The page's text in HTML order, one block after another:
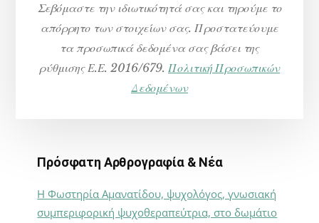
Σεβόμαστε την ιδιωτικότητά σας και τηρούμε το
απόρρητο των στοιχείων σας. Προστατεύουμε
τα προσωπικά δεδομένα σας βάσει της
ρύθμισης Ε.Ε. 2016/679. Πολιτική Προσωπικών
Δεδομένων
Πρόσφατη Αρθρογραφία & Νέα
Η Φωστηρία Αμανατίδου, ψυχολόγος, γνωσιακή
συμπεριφορική ψυχοθεραπεύτρια, στο δωμάτιο